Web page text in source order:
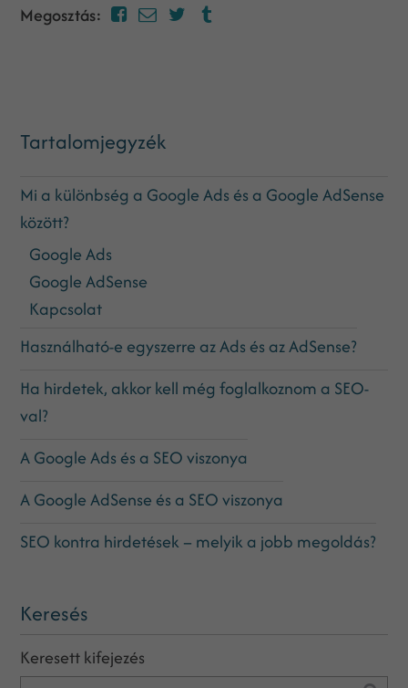
Megosztás:
Tartalomjegyzék
Mi a különbség a Google Ads és a Google AdSense
között?
Google Ads
Google AdSense
Kapcsolat
Használható-e egyszerre az Ads és az AdSense?
Ha hirdetek, akkor kell még foglalkoznom a SEO-
val?
A Google Ads és a SEO viszonya
A Google AdSense és a SEO viszonya
SEO kontra hirdetések – melyik a jobb megoldás?
Keresés
Keresett kifejezés